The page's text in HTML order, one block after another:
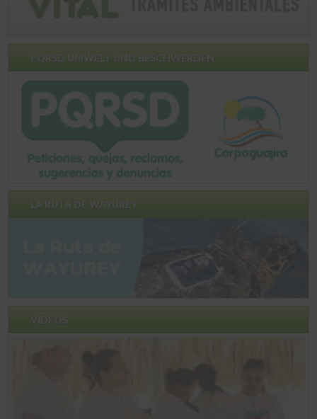
PQRSD UMWELT UND BESCHWERDEN
LA RUTA DE WAYUREY
VIDEOS